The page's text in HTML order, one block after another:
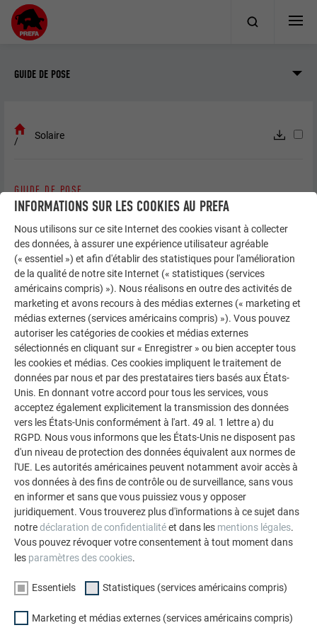
GUIDE DE POSE
Solaire
SOLAIRE
GUIDE DE POSE
Tuile solaire
Module solaire PREFALZ
Accessoires pour panneaux
solaires PREVARIO
RETOUR
L’ENTREPRISE FAMILIALE | PREFA
À propos de nous
Durabilité
Trouver un artisan près de
INFORMATIONS SUR LES COOKIES AU PREFA
Nous utilisons sur ce site Internet des cookies visant à collecter
des données, à assurer une expérience utilisateur agréable
(« essentiel ») et afin d'établir des statistiques pour l'amélioration
de la qualité de notre site Internet (« statistiques (services
américains compris) »). Nous réalisons en outre des activités de
marketing et avons recours à des médias externes (« marketing et
médias externes (services américains compris) »). Vous pouvez
autoriser les catégories de cookies et médias externes
sélectionnés en cliquant sur « Enregistrer » ou bien accepter tous
les cookies et médias. Ces cookies impliquent le traitement de
données par nous et par des prestataires tiers basés aux États-
Unis. En donnant votre accord pour tous les services, vous
acceptez également explicitement la transmission des données
vers les États-Unis conformément à l'art. 49 al. 1 lettre a) du
RGPD. Nous vous informons que les États-Unis ne disposent pas
d'un niveau de protection des données équivalent aux normes de
l'UE. Les autorités américaines peuvent notamment avoir accès à
vos données à des fins de contrôle ou de surveillance, sans vous
en informer et sans que vous puissiez vous y opposer
juridiquement. Vous trouverez plus d'informations à ce sujet dans
notredéclaration de confidentialitéet dans les mentions légales.
Vous pouvez révoquer votre consentement à tout moment dans
les paramètres des cookies.
Essentiels Statistiques (services américains compris)
Marketing et médias externes (services américains compris)